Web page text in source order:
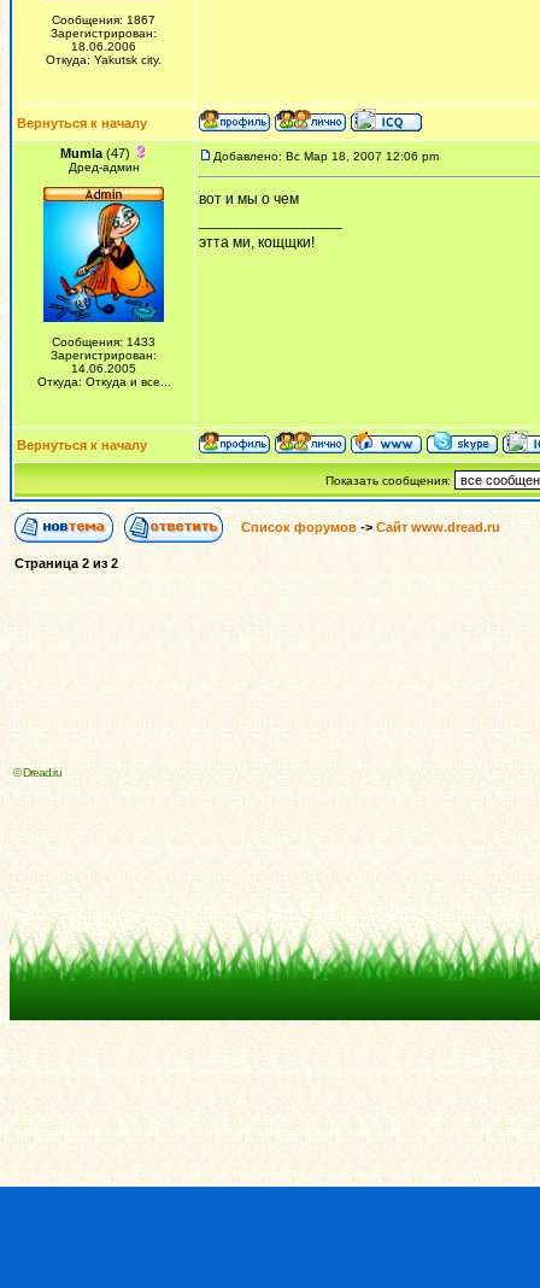
Сообщения: 1867
Зарегистрирован:
18.06.2006
Откуда: Yakutsk city.
Вернуться к началу
Mumla (47)
Дред-админ
Сообщения: 1433
Зарегистрирован:
14.06.2005
Откуда: Откуда и все...
Добавлено: Вс Мар 18, 2007 12:06 pm
вот и мы о чем
этта ми, кощщки!
Вернуться к началу
Показать сообщения:
Список форумов -> Сайт www.dread.ru
Страница2из2
© Dread.ru